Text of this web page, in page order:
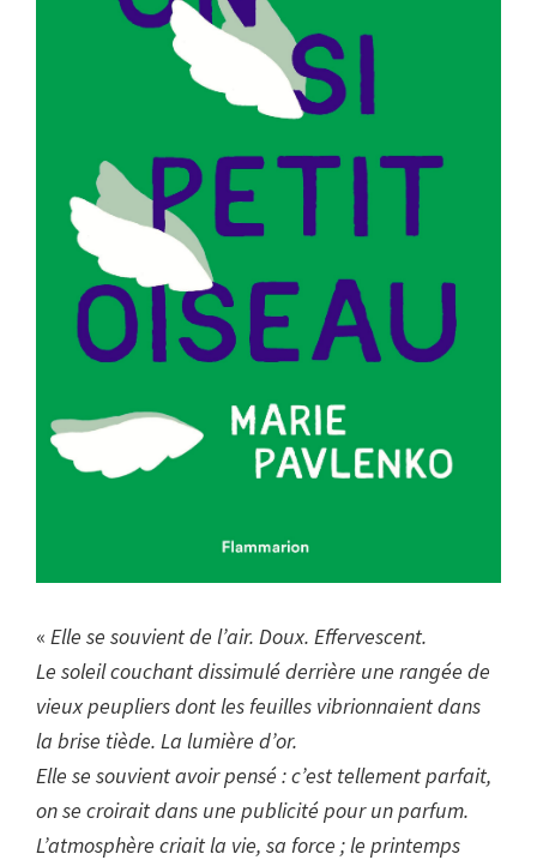
« Elle se souvient de l’air. Doux. Effervescent.
Le soleil couchant dissimulé derrière une rangée de
vieux peupliers dont les feuilles vibrionnaient dans
la brise tiède. La lumière d’or.
Elle se souvient avoir pensé : c’est tellement parfait,
on se croirait dans une publicité pour un parfum.
L’atmosphère criait la vie, sa force ; le printemps